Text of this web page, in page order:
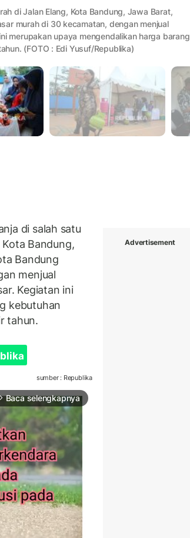
di Jalan Elang, Kota Bandung, Jawa Barat,
murah di 30 kecamatan, dengan menjual
merupakan upaya mengendalikan harga barang
(FOTO : Edi Yusuf/Republika)
di salah satu
Bandung,
Bandung
menjual
Kegiatan ini
kebutuhan
tahun.
sumber : Republika
Baca selengkapnya
Advertisement